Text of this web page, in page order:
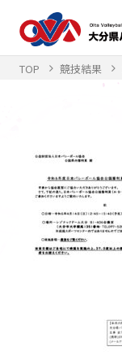
TOP 競技結果